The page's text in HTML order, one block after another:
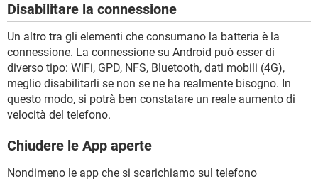
Disabilitare la connessione
Un altro tra gli elementi che consumano la batteria è la
connessione. La connessione su Android può esser di
diverso tipo: WiFi, GPD, NFS, Bluetooth, dati mobili (4G),
meglio disabilitarli se non se ne ha realmente bisogno. In
questo modo, si potrà ben constatare un reale aumento di
velocità del telefono.
Chiudere le App aperte
Nondimeno le app che si scarichiamo sul telefono